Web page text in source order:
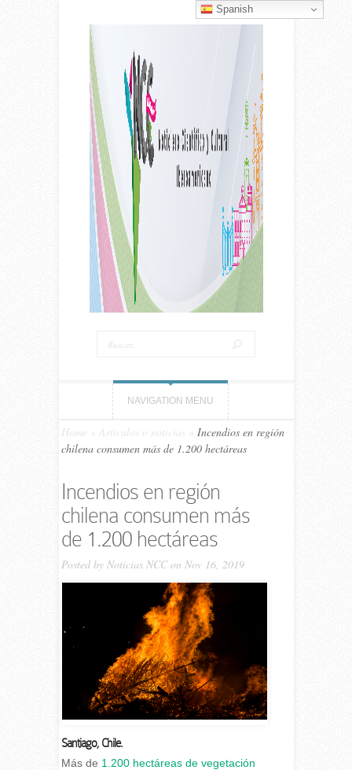
NAVIGATION MENU
Home Artículos o noticias
Incendios en región
chilena consumen más de 1.200 hectáreas
Incendios en región
chilena consumen más
de 1.200 hectáreas
Posted by Noticias NCCon Nov 16, 2019
Santiago, Chile.
Más de 1.200 hectáreas de vegetación
Spanish